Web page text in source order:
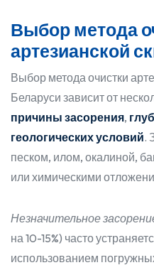
Выбор метода
артезианской
Выбор метода очистки
Беларуси зависит от
причины засорения,
геологических условий.
песком, илом, окалиной,
или химическими
Незначительное
на 10-15%) часто
использованием